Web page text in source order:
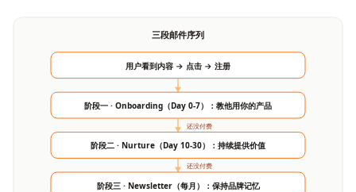
三段邮件序列
用户看到内容 → 点击 → 注册
阶段一 · Onboarding（Day 0-7）：教他用你的产品
还没付费
阶段二 · Nurture（Day 10-30）：持续提供价值
还没付费
阶段三 · Newsletter（每月）：保持品牌记忆